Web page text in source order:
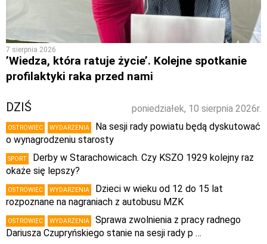
7 sierpnia 2026
’Wiedza, która ratuje życie’. Kolejne spotkanie
profilaktyki raka przed nami
poniedziałek, 10 sierpnia 2026r.
DZIŚ
OSTROWIEC WYDARZENIA
Na sesji rady powiatu będą dyskutować
o wynagrodzeniu starosty
SPORT
Derby w Starachowicach. Czy KSZO 1929 kolejny raz
okaże się lepszy?
OSTROWIEC WYDARZENIA
Dzieci w wieku od 12 do 15 lat
rozpoznane na nagraniach z autobusu MZK
OSTROWIEC WYDARZENIA
Sprawa zwolnienia z pracy radnego
Dariusza Czupryńskiego stanie na sesji rady p …